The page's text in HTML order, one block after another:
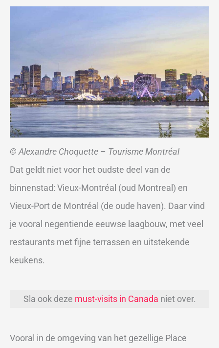
© Alexandre Choquette – Tourisme Montréal
Dat geldt niet voor het oudste deel van de
binnenstad: Vieux-Montréal (oud Montreal) en
Vieux-Port de Montréal (de oude haven). Daar vind
je vooral negentiende eeuwse laagbouw, met veel
restaurants met fijne terrassen en uitstekende
keukens.
Sla ook deze must-visits in Canada niet over.
Vooral in de omgeving van het gezellige Place